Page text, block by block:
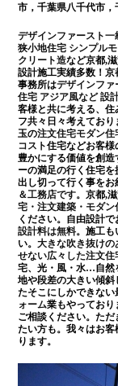
市，千葉県八千代市，
デザインファースト
狭小地住宅 シンプル
クリート造など京都,
設計施工実績多数！
事務所はデザインファ
住宅 アジア風など 設
客様と共に考える、
フ共々日々考えてお
玉の注文住宅モダン住
コスト住宅などお客様
豊かにする価値を創
ーの満足の行く住宅
出し切って行く事を
＆工務店です。京都,
宅・注文建築・モダ
ください。自由設計
設計料は無料。施工も
い。大きな吹き抜け
せない広々した注文住
宅、光・風・水…自然
地や段差の大きい傾
たそこにしかできな
ォーム業もやっており
ご相談ください。た
たい方も。我々はお
ります。